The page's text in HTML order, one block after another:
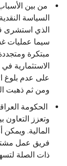
من بين
السياسة
الذي استشرى
سيما عمليات
مبتكرة
الاستثمارية
على عدم بلوغ
ومن ثم ذهبت
الحكومة
وتعزز التعاون
المالية.
فريق عمل
ذات الصلة